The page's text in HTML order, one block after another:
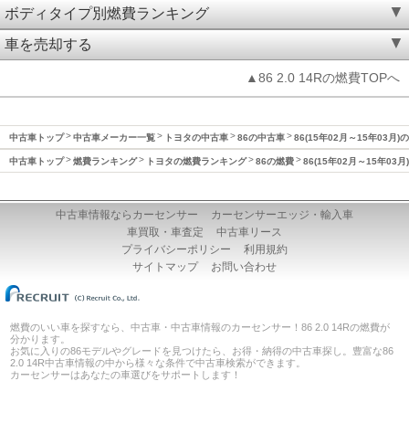
ボディタイプ別燃費ランキング
車を売却する
▲86 2.0 14Rの燃費TOPへ
中古車トップ 中古車メーカー一覧 トヨタの中古車 86の中古車 86(15年02月～15年03月)
中古車トップ 燃費ランキング トヨタの燃費ランキング 86の燃費 86(15年02月～15年03月
中古車情報ならカーセンサー
カーセンサーエッジ・輸入車
車買取・車査定
中古車リース
プライバシーポリシー
利用規約
サイトマップ
お問い合わせ
燃費のいい車を探すなら、中古車・中古車情報のカーセンサー！86 2.0 14Rの燃費が
分かります。
お気に入りの86モデルやグレードを見つけたら、お得・納得の中古車探し。豊富な86
2.0 14R中古車情報の中から様々な条件で中古車検索ができます。
カーセンサーはあなたの車選びをサポートします！